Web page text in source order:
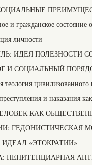
и гражданское состояние
личности
ИДЕЯ ПОЛЕЗНОСТИ
И СОЦИАЛЬНЫЙ
теология цивилизованного
и наказания
КАК
ГЕДОНИСТИЧЕСКАЯ
«ЭТОКРАТИИ»
ПЕНИТЕНЦИАРНАЯ